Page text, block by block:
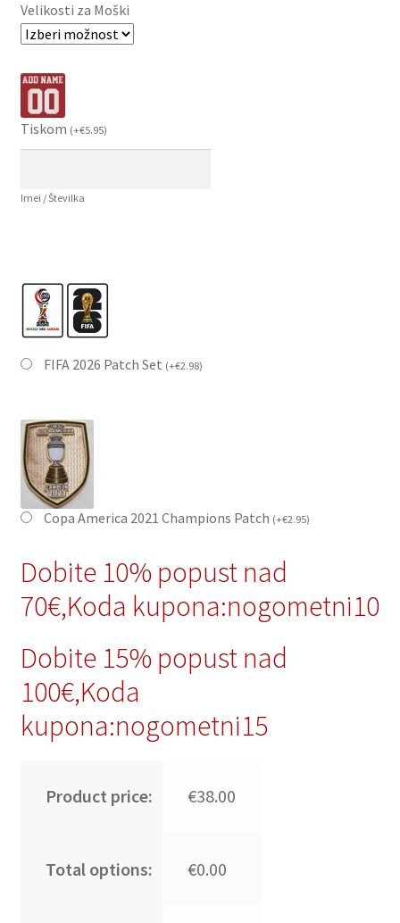
Velikosti za Moški
Tiskom (+€5.95)
Imei / Številka
FIFA 2026 Patch Set (+€2.98)
Copa America 2021 Champions Patch (+€2.95)
Dobite 10% popust nad
70€,Koda kupona:nogometni10
Dobite 15% popust nad
100€,Koda
kupona:nogometni15
Product price: €38.00
Total options: €0.00